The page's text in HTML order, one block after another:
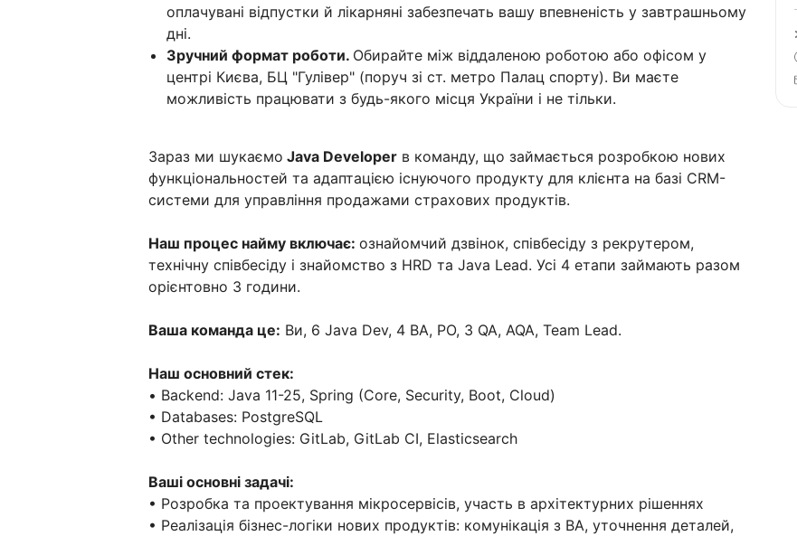
оплачувані відпустки й лікарняні забезпечать вашу впевненість у завтрашньому
дні.
Зручний формат роботи. Обирайте між віддаленою роботою або офісом у
центрі Києва, БЦ "Гулівер" (поруч зі ст. метро Палац спорту). Ви маєте
можливість працювати з будь-якого місця України і не тільки.
Зараз ми шукаємо Java Developer в команду, що займається розробкою нових
функціональностей та адаптацією існуючого продукту для клієнта на базі CRM-
системи для управління продажами страхових продуктів.
Наш процес найму включає: ознайомчий дзвінок, співбесіду з рекрутером,
технічну співбесіду і знайомство з HRD та Java Lead. Усі 4 етапи займають разом
орієнтовно 3 години.
Ваша команда це: Ви, 6 Java Dev, 4 BA, РO, 3 QA, AQA, Team Lead.
Наш основний стек:
• Backend: Java 11-25, Spring (Core, Security, Boot, Cloud)
• Databases: PostgreSQL
• Other technologies: GitLab, GitLab CI, Elasticsearch
Ваші основні задачі:
• Розробка та проектування мікросервісів, участь в архітектурних рішеннях
• Реалізація бізнес-логіки нових продуктів: комунікація з ВА, уточнення деталей,